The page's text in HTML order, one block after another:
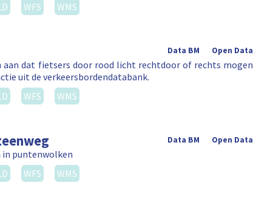
WFS WMS
Open Data
Data BM
aan dat fietsers door rood licht rechtdoor of rechts mogen
uit de verkeersbordendatabank.
WFS WMS
Open Data
Data BM
in puntenwolken
WFS WMS